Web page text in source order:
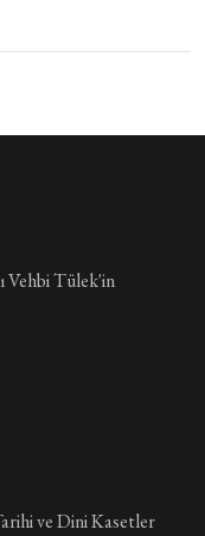
Vehbi Tülek'in
ve Dini Kasetler